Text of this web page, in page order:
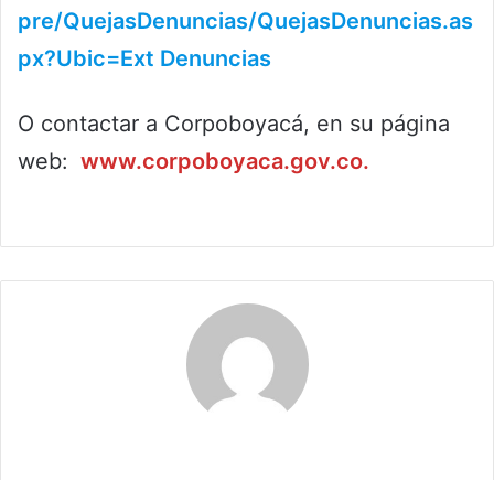
pre/QuejasDenuncias/QuejasDenuncias.as
px?Ubic=Ext Denuncias
O contactar a Corpoboyacá, en su página
web: www.corpoboyaca.gov.co.